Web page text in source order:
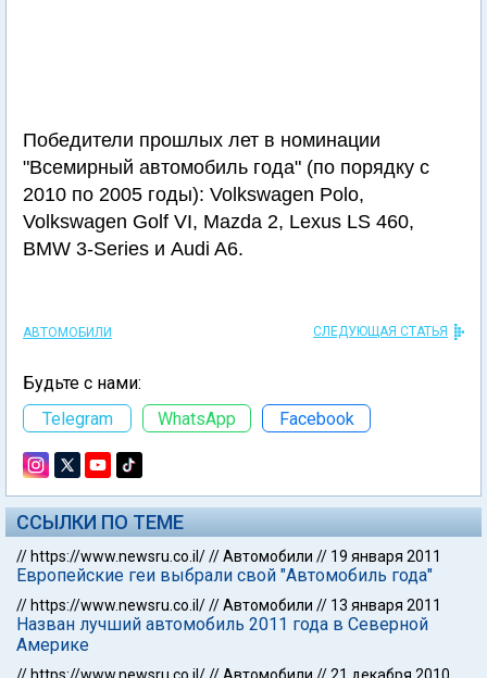
Победители прошлых лет в номинации
"Всемирный автомобиль года" (по порядку с
2010 по 2005 годы): Volkswagen Polo,
Volkswagen Golf VI, Mazda 2, Lexus LS 460,
BMW 3-Series и Audi A6.
АВТОМОБИЛИ СЛЕДУЮЩАЯ СТАТЬЯ
Будьте с нами:
Telegram
WhatsApp Facebook
ССЫЛКИ ПО ТЕМЕ
// https://www.newsru.co.il///Автомобили // 19 января 2011
Европейские геи выбрали свой "Автомобиль года"
// https://www.newsru.co.il///Автомобили // 13 января 2011
Назван лучший автомобиль 2011 года в Северной
Америке